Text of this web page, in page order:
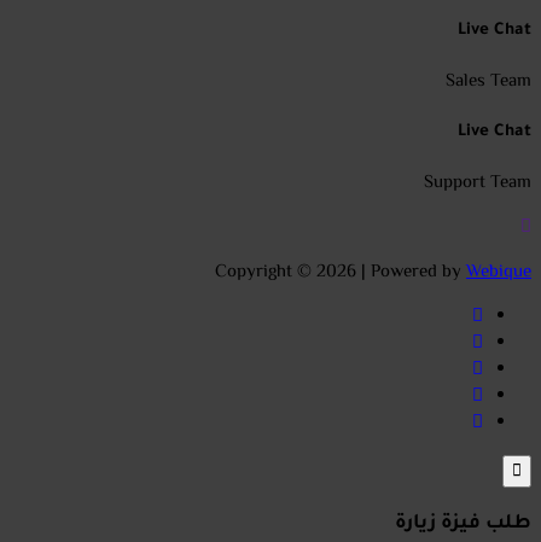
Live Chat
Sales Team
Live Chat
Support Team
Copyright © 2026 | Powered byWebique
طلب فيزة زيارة